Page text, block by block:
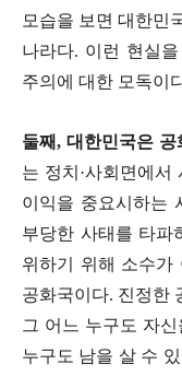
모습을 보면 대한민
나라다. 이런 현실
주의에 대한 모독이
둘째, 대한민국은 공
는 정치 ·사회면에서
이익을 중요시하는
부당한 사태를 타파
위하기 위해 소수가
공화국이다. 진정한
그 어느 누구도 자
누구도 남을 살 수